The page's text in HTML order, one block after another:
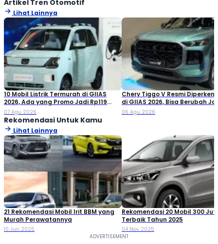
Artikel Tren Otomotif
Lihat Lainnya
10 Mobil Listrik Termurah di GIIAS
2026, Ada yang Promo Jadi Rp119
Jutaan!
07 Agu 2026
Chery Tiggo V Resmi
di GIIAS 2026, Bisa Berubah
Double Cabin
06 Agu 2026
Rekomendasi Untuk Kamu
Lihat Lainnya
21 Rekomendasi Mobil Irit BBM yang
Murah Perawatannya
10 Jun 2025
Rekomendasi 20 Mobil 300
Terbaik Tahun 2025
04 Nov 2025